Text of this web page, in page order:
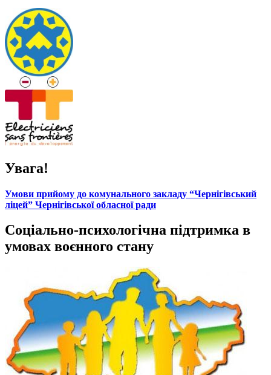
Увага!
Умови прийому до комунального закладу “Чернігівський
ліцей” Чернігівської обласної ради
Соціально-психологічна підтримка в
умовах воєнного стану